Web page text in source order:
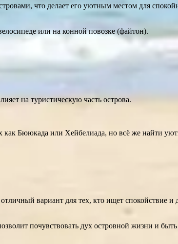
что делает его уютным местом для
или на конной повозке (файтон).
на туристическую часть острова.
Бююкада или Хейбелиада, но всё же найти
вариант для тех, кто ищет спокойствие
почувствовать дух островной жизни и